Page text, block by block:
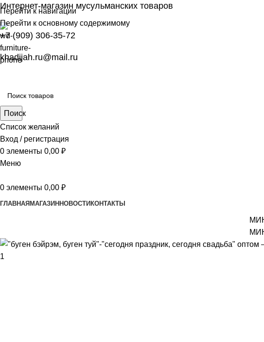
Перейти к навигации
Перейти к основному содержимому
Интернет-магазин мусульманских товаров
+7 (909) 306-35-72
khadijah.ru@mail.ru
Поиск
Список желаний
Вход / регистрация
0 элементы 0,00 ₽
Меню
0 элементы 0,00 ₽
ГЛАВНАЯ МАГАЗИН НОВОСТИ КОНТАКТЫ